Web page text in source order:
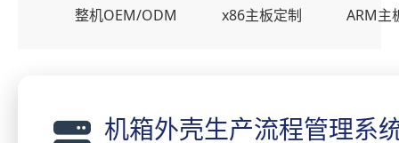
整机OEM/ODM x86主板定制 ARM主
机箱外壳生产流程管理系